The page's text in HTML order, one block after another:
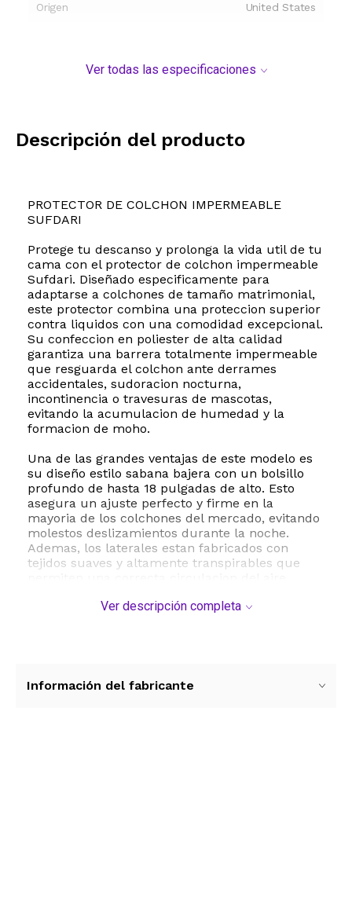
Origen United States
Ver todas las especificaciones
Descripción del producto
PROTECTOR DE COLCHON IMPERMEABLE
SUFDARI
Protege tu descanso y prolonga la vida util de tu
cama con el protector de colchon impermeable
Sufdari. Diseñado especificamente para
adaptarse a colchones de tamaño matrimonial,
este protector combina una proteccion superior
contra liquidos con una comodidad excepcional.
Su confeccion en poliester de alta calidad
garantiza una barrera totalmente impermeable
que resguarda el colchon ante derrames
accidentales, sudoracion nocturna,
incontinencia o travesuras de mascotas,
evitando la acumulacion de humedad y la
formacion de moho.
Una de las grandes ventajas de este modelo es
su diseño estilo sabana bajera con un bolsillo
profundo de hasta 18 pulgadas de alto. Esto
asegura un ajuste perfecto y firme en la
mayoria de los colchones del mercado, evitando
molestos deslizamientos durante la noche.
Ademas, los laterales estan fabricados con
tejidos suaves y altamente transpirables que
fresca para un sueño reparador.
solucion ideal para familias con niños pequeños,
Ver descripción completa
Información del fabricante